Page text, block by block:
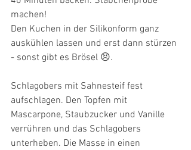
machen!
Den Kuchen in der Silikonform ganz
auskühlen lassen und erst dann stürzen
- sonst gibt es Brösel 😣.
Schlagobers mit Sahnesteif fest
aufschlagen. Den Topfen mit
Mascarpone, Staubzucker und Vanille
verrühren und das Schlagobers
unterheben. Die Masse in einen